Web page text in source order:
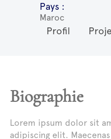
Pays :
Maroc
Profil
Biographie
Lorem ipsum dolor sit
adipiscing elit.